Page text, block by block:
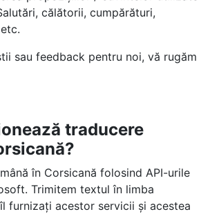
călătorii, cumpărături,
sau feedback pentru noi, vă rugăm
traducere
în Corsicană folosind API-urile
Trimitem textul în limba
furnizați acestor servicii și acestea